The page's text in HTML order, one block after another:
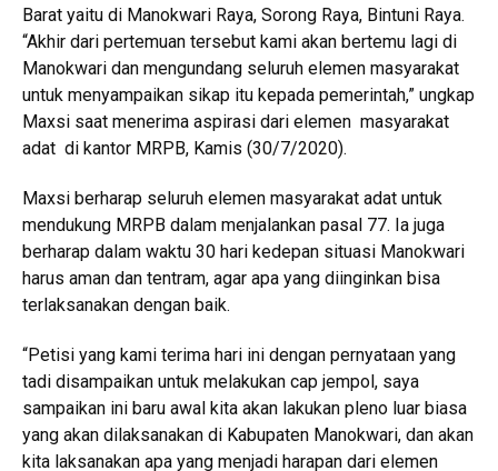
Barat yaitu di Manokwari Raya, Sorong Raya, Bintuni Raya.
“Akhir dari pertemuan tersebut kami akan bertemu lagi di
Manokwari dan mengundang seluruh elemen masyarakat
untuk menyampaikan sikap itu kepada pemerintah,” ungkap
Maxsi saat menerima aspirasi dari elemen masyarakat
adat di kantor MRPB, Kamis (30/7/2020).
Maxsi berharap seluruh elemen masyarakat adat untuk
mendukung MRPB dalam menjalankan pasal 77. Ia juga
berharap dalam waktu 30 hari kedepan situasi Manokwari
harus aman dan tentram, agar apa yang diinginkan bisa
terlaksanakan dengan baik.
“Petisi yang kami terima hari ini dengan pernyataan yang
tadi disampaikan untuk melakukan cap jempol, saya
sampaikan ini baru awal kita akan lakukan pleno luar biasa
yang akan dilaksanakan di Kabupaten Manokwari, dan akan
kita laksanakan apa yang menjadi harapan dari elemen